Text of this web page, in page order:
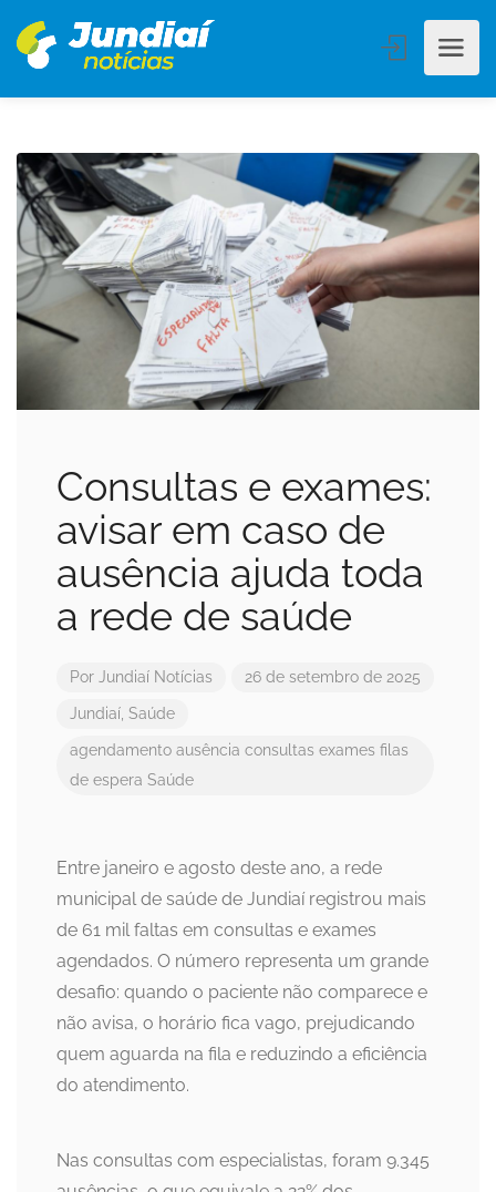
Consultas e exames:
avisar em caso de
ausência ajuda toda
a rede de saúde
Por Jundiaí Notícias 26 de setembro de 2025
Jundiaí, Saúde
agendamento ausência consultas exames filas
de espera Saúde
Entre janeiro e agosto deste ano, a rede
municipal de saúde de Jundiaí registrou mais
de 61 mil faltas em consultas e exames
agendados. O número representa um grande
desafio: quando o paciente não comparece e
não avisa, o horário fica vago, prejudicando
quem aguarda na fila e reduzindo a eficiência
do atendimento.
Nas consultas com especialistas, foram 9.345